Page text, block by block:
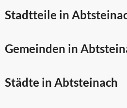
Stadtteile in
Gemeinden in
Städte in Abtsteinach